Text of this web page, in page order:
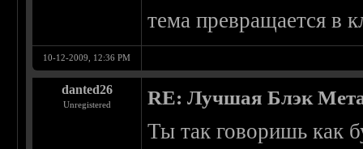
тема превращается в
10-12-2009, 12:36 PM
danted26
Unregistered RE: Лучшая Блэк
Ты так говоришь как